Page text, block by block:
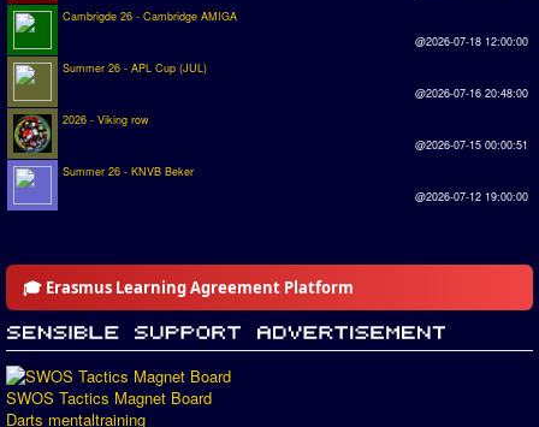
Cambrigde 26 - Cambridge AMIGA
@2026-07-18 12:00:00
Summer 26 - APL Cup (JUL)
@2026-07-16 20:48:00
2026 - Viking row
@2026-07-15 00:00:51
Summer 26 - KNVB Beker
@2026-07-12 19:00:00
🎓 Erasmus Learning Agreement Platform
SWOS Tactics Magnet Board
Darts mentaltraining